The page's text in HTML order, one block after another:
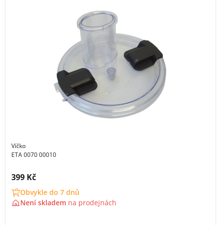
Víčko
ETA 0070 00010
Cena s DPH:
399 Kč
Obvykle do 7 dnů
Není skladem na prodejnách